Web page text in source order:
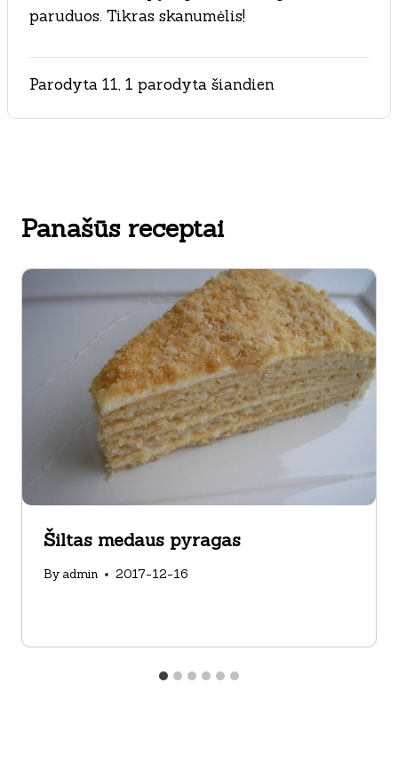
paruduos. Tikras skanumėlis!
Parodyta 11, 1 parodyta šiandien
Panašūs receptai
Šiltas medaus pyragas
By admin 2017-12-16